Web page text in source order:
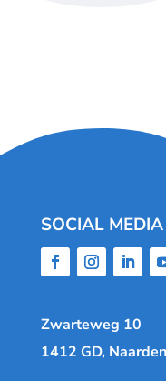
SOCIAL MEDIA
Zwarteweg 10
1412 GD,